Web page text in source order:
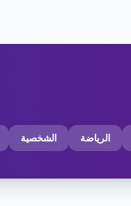
الرياضة الشخصية